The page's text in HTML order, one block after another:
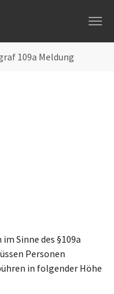
109a Meldung
Sinne des §109a
Personen
in folgender Höhe